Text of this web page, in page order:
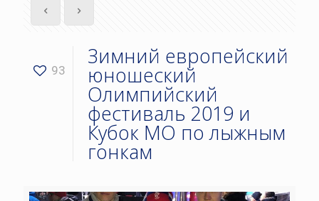
93
Зимний европейский
юношеский
Олимпийский
фестиваль 2019 и
Кубок МО по лыжным
гонкам